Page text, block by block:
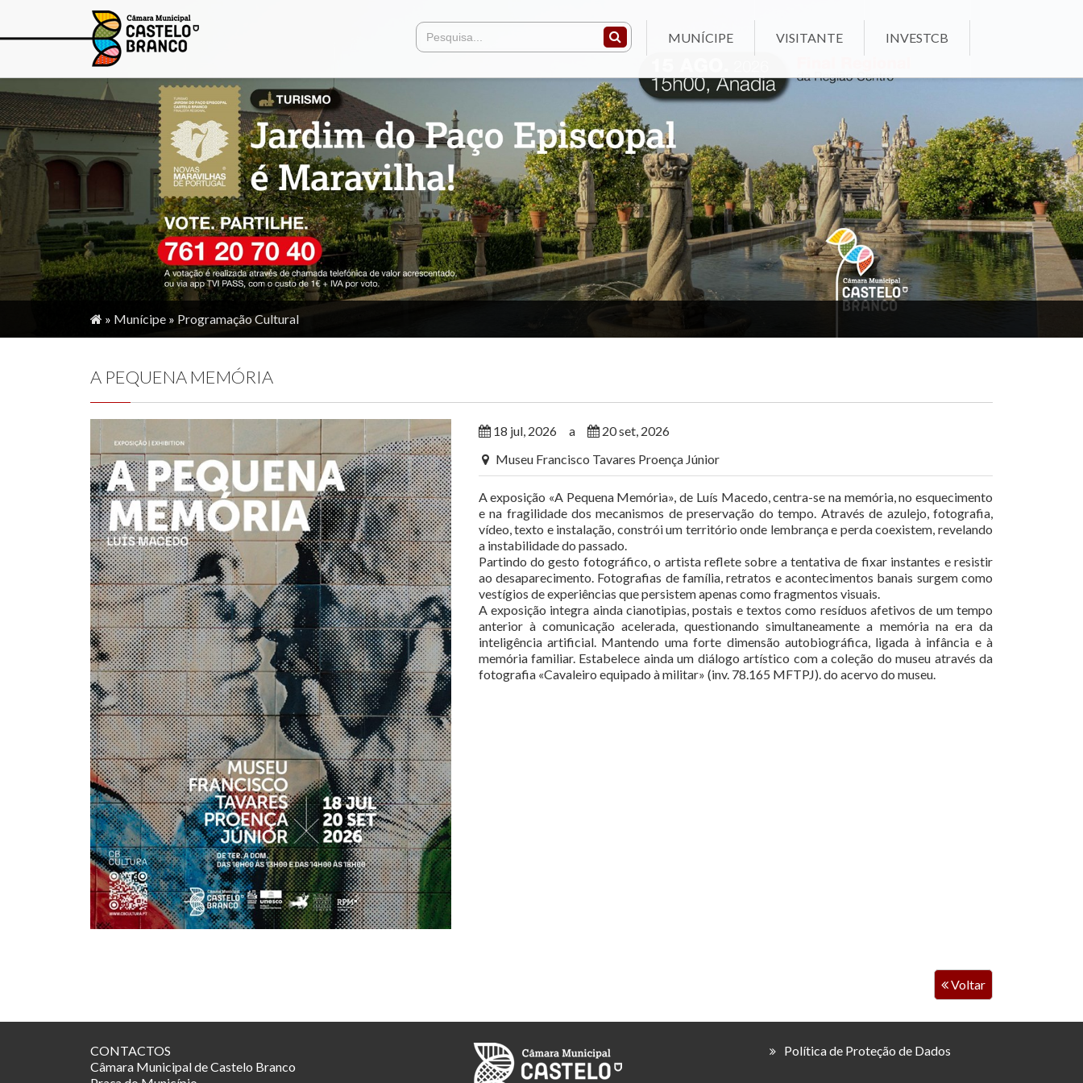
MUNÍCIPE VISITANTE INVESTCB
» Munícipe » Programação Cultural
A PEQUENA MEMÓRIA
18 jul, 2026 a
20 set, 2026
Museu Francisco Tavares Proença Júnior
A exposição «A Pequena Memória», de Luís Macedo, centra-se na memória, no esquecimento
e na fragilidade dos mecanismos de preservação do tempo. Através de azulejo, fotografia,
vídeo, texto e instalação, constrói um território onde lembrança e perda coexistem, revelando
a instabilidade do passado.
Partindo do gesto fotográfico, o artista reflete sobre a tentativa de fixar instantes e resistir
ao desaparecimento. Fotografias de família, retratos e acontecimentos banais surgem como
vestígios de experiências que persistem apenas como fragmentos visuais.
A exposição integra ainda cianotipias, postais e textos como resíduos afetivos de um tempo
anterior à comunicação acelerada, questionando simultaneamente a memória na era da
inteligência artificial. Mantendo uma forte dimensão autobiográfica, ligada à infância e à
memória familiar. Estabelece ainda um diálogo artístico com a coleção do museu através da
fotografia «Cavaleiro equipado à militar» (inv. 78.165 MFTPJ). do acervo do museu.
Voltar
CONTACTOS
Câmara Municipal de Castelo Branco
Política de Proteção de Dados